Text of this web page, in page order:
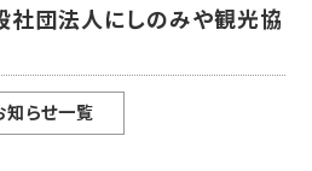
社団法人にしのみや観光協
知らせ一覧